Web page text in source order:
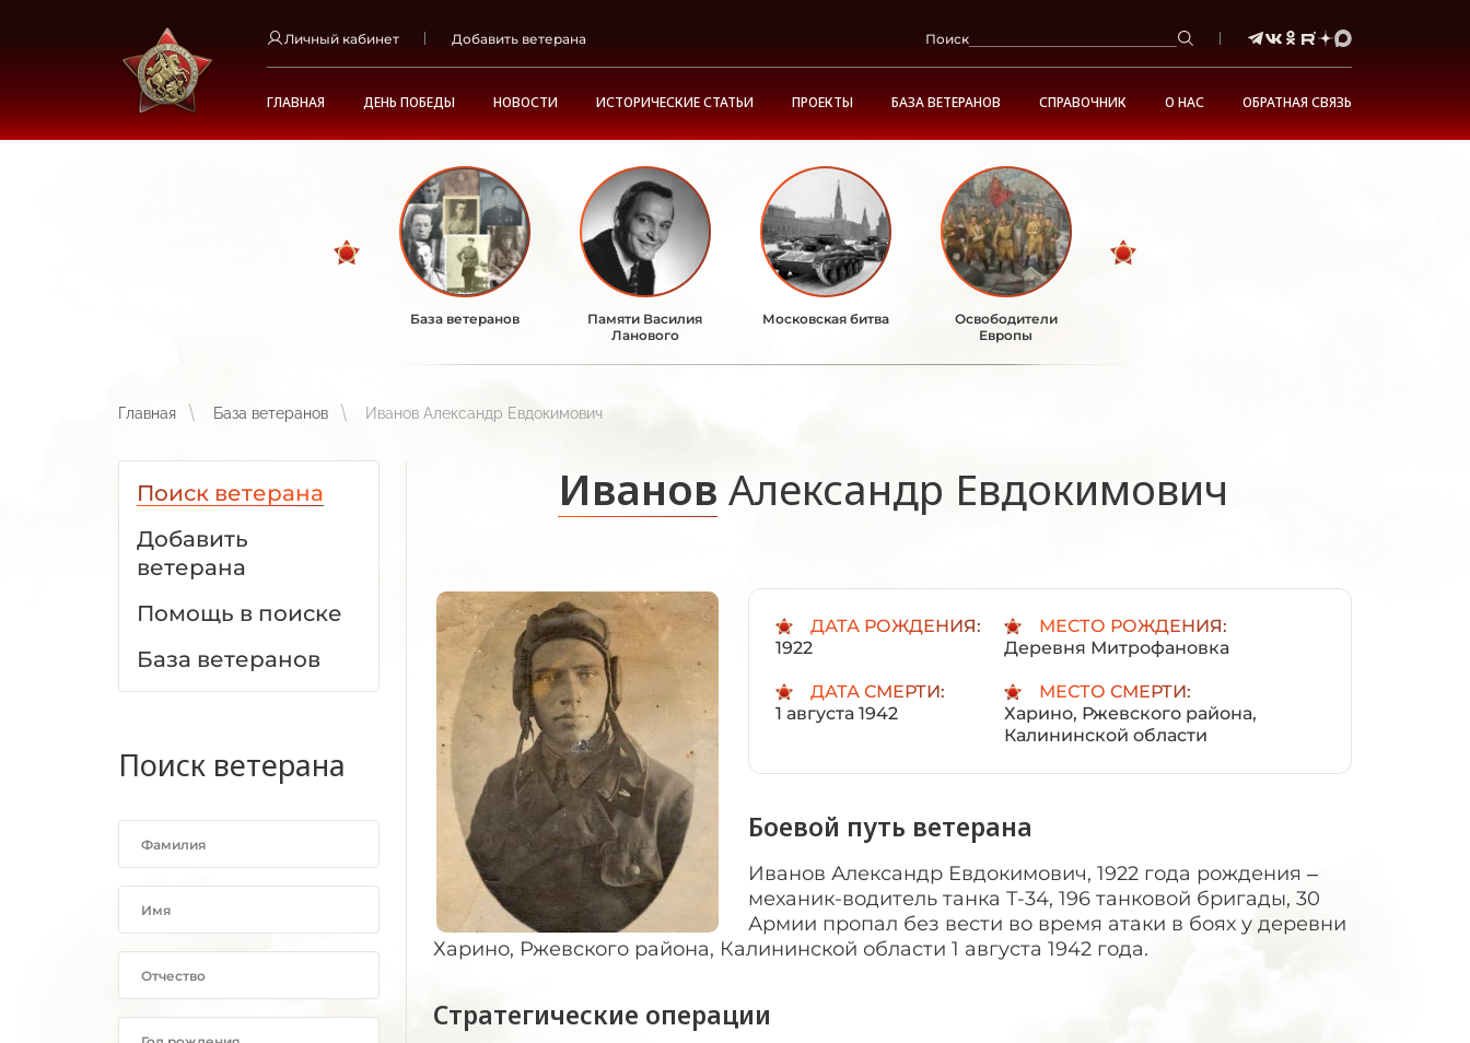
Личный кабинет Добавить ветерана Поиск
ГЛАВНАЯ ДЕНЬ ПОБЕДЫ НОВОСТИ ИСТОРИЧЕСКИЕ СТАТЬИ ПРОЕКТЫ БАЗА ВЕТЕРАНОВ СПРАВОЧНИК О НАС ОБРАТНАЯ СВЯЗЬ
База ветеранов
Памяти Василия
Ланового
Московская битва
Освободители
Европы
Главная База ветеранов Иванов Александр Евдокимович
Поиск ветерана
Добавить
ветерана
Помощь в поиске
База ветеранов
Поиск ветерана
Иванов Александр Евдокимович
ДАТА РОЖДЕНИЯ:
1922
МЕСТО РОЖДЕНИЯ:
Деревня Митрофановка
ДАТА СМЕРТИ:
1 августа 1942
МЕСТО СМЕРТИ:
Харино, Ржевского района,
Калининской области
Боевой путь ветерана
Иванов Александр Евдокимович, 1922 года рождения –
механик-водитель танка Т-34, 196 танковой бригады, 30
Армии пропал без вести во время атаки в боях у деревни
Харино, Ржевского района, Калининской области 1 августа 1942 года.
Стратегические операции